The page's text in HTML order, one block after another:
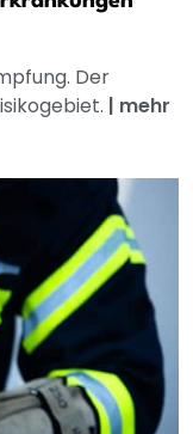
Der
| mehr